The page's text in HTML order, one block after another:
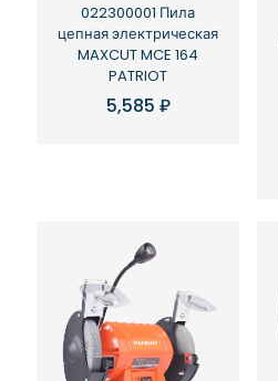
022300001 Пила
цепная электрическая
MAXCUT MCE 164
PATRIOT
5,585 ₽